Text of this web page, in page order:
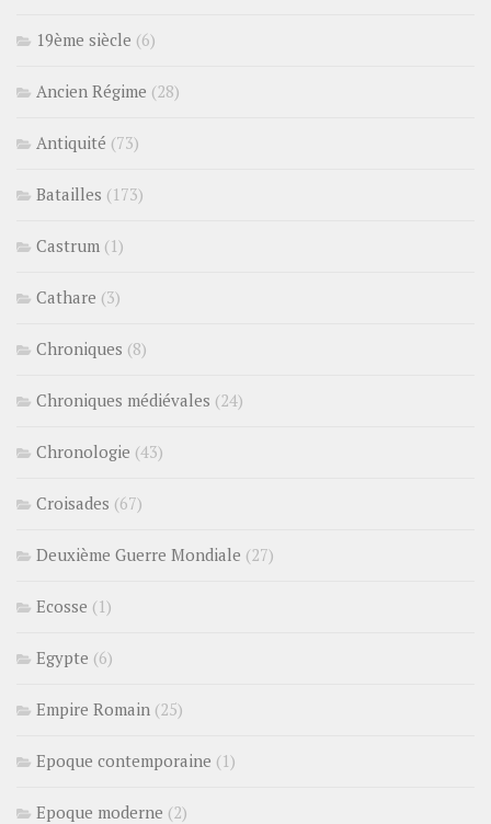
19ème siècle (6)
Ancien Régime (28)
Antiquité (73)
Batailles (173)
Castrum (1)
Cathare (3)
Chroniques (8)
Chroniques médiévales (24)
Chronologie (43)
Croisades (67)
Deuxième Guerre Mondiale (27)
Ecosse (1)
Egypte (6)
Empire Romain (25)
Epoque contemporaine (1)
Epoque moderne (2)